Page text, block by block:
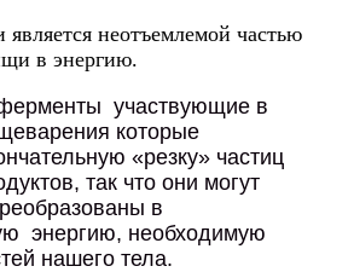
неотъемлемой частью
в энергию.
участвующие в
которые
«резку» частиц
так что они могут
в
энергию, необходимую
нашего тела.